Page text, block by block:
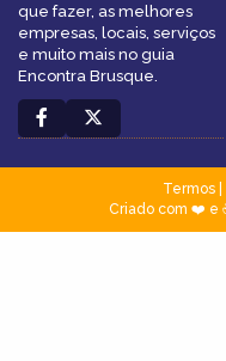
que fazer, as melhores
empresas, locais, serviços
e muito mais no guia
Encontra Brusque.
Termos|
Criado com ❤️ e